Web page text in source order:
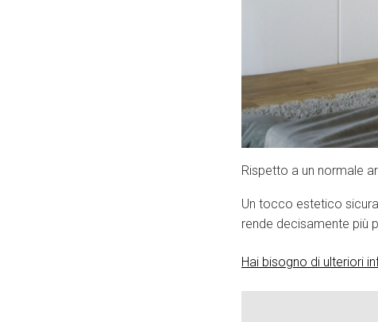
Rispetto a un normale
Un tocco estetico
rende decisamente più
Hai bisogno di ulteriori